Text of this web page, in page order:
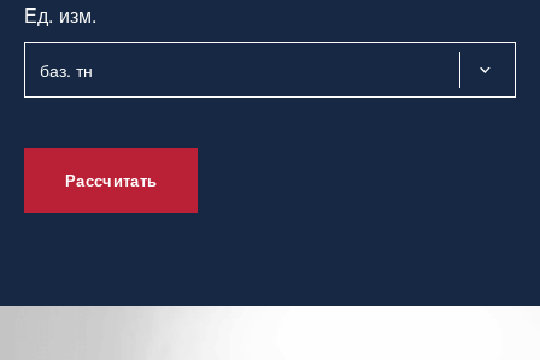
Ед. изм.
Рассчитать